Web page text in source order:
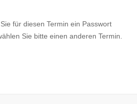
für diesen Termin ein Passwort
Sie bitte einen anderen Termin.